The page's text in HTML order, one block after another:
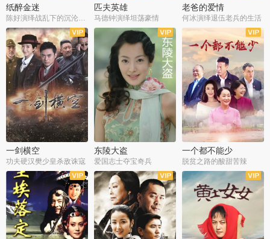
纸醉金迷 匹夫英雄
马德钟演绎坦荡豪情
老爸的爱情
何冰演绎退伍老兵的生活
全40集
一剑横空
功夫硬汉樊少皇杀敌诛寇
全33集
东陵大盗
爱国志士夺宝奇兵
全36集
一个都不能少
脱贫之路的酸甜苦辣
全25集
全50集 全23集